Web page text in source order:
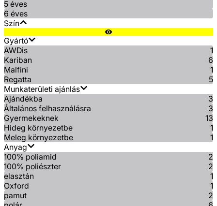
5 éves
6 éves
Szín
Gyártó
AWDis
1
Kariban
6
Malfini
1
Regatta
5
Munkaterületi ajánlás
Ajándékba
3
Általános felhasználásra
3
Gyermekeknek
13
Hideg környezetbe
1
Meleg környezetbe
1
Anyag
100% poliamid
2
100% poliészter
2
elasztán
1
Oxford
1
pamut
2